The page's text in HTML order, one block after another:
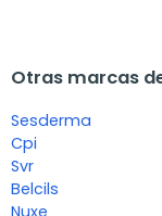
Otras marcas
Sesderma
Cpi
Svr
Belcils
Nuxe